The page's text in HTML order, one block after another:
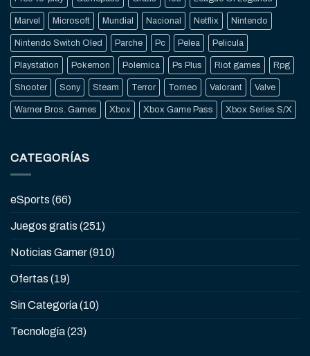
Marvel Microsoft Mundial Nacional Netflix Nintendo
Nintendo Switch Oled Parche Pc Pelea Pelicula
Playstation Pokemon Polemica Ps Plus Riot games Rpg
Shooter Sony Steam Terror Torneo Valorant Valve
Warner Bros. Games Xbox Xbox Game Pass Xbox Series S/X
CATEGORÍAS
eSports (66)
Juegos gratis (251)
Noticias Gamer(910)
Ofertas (19)
Sin Categoría(10)
Tecnología(23)